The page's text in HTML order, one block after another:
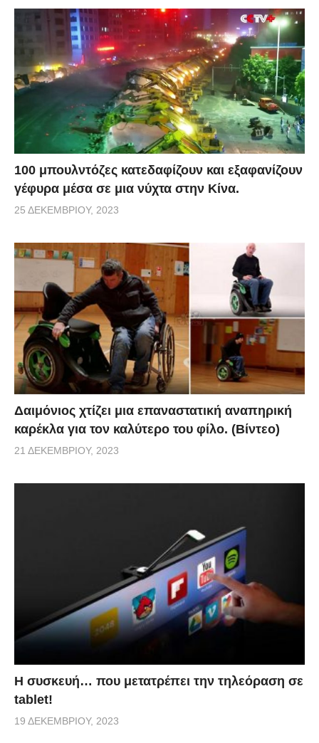
100 μπουλντόζες κατεδαφίζουν και εξαφανίζουν
γέφυρα μέσα σε μια νύχτα στην Κίνα.
25 ΔΕΚΕΜΒΡΊΟΥ, 2023
Δαιμόνιος χτίζει μια επαναστατική αναπηρική
καρέκλα για τον καλύτερο του φίλο. (Βίντεο)
21 ΔΕΚΕΜΒΡΊΟΥ, 2023
Η συσκευή… που μετατρέπει την τηλεόραση σε
tablet!
19 ΔΕΚΕΜΒΡΊΟΥ, 2023